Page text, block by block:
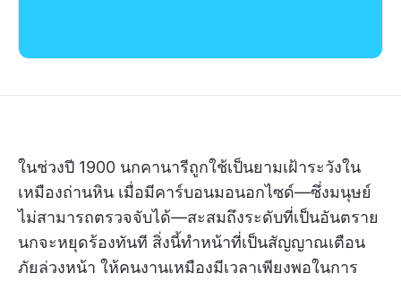
ในช่วงปี 1900 นกคานารีถูกใช้เป็นยามเฝ้าระวังใน
เหมืองถ่านหิน เมื่อมีคาร์บอนมอนอกไซด์—ซึ่งมนุษย์
ไม่สามารถตรวจจับได้—สะสมถึงระดับที่เป็นอันตราย
นกจะหยุดร้องทันที สิ่งนี้ทำหน้าที่เป็นสัญญาณเตือน
ภัยล่วงหน้า ให้คนงานเหมืองมีเวลาเพียงพอในการ